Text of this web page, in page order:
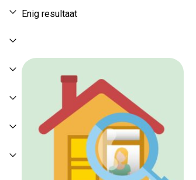
Enig resultaat